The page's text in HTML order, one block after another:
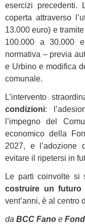
esercizi precedenti.
coperta attraverso
13.000 euro) e
100.000 a 30.000
normativa – previa
e Urbino e modifica
comunale.
L’intervento
condizioni:
l’impegno del
economico della
2027, e l’adozione
evitare il ripetersi in
Le parti coinvolte
costruire un futuro
vent’anni, è al centro
da BCC Fano e